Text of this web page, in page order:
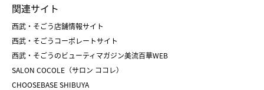
父の日
クリスマスケーキ
ホワイトデー
菓子折り
和菓子
人気のギフト
バレンタイン
ホワイトデー
おせち
関連サイト
西武・そごう店舗情報サイト
西武・そごうコーポレートサイト
西武・そごうのビューティマガジン美流百華WEB
SALON COCOLE（サロン ココレ）
CHOOSEBASE SHIBUYA